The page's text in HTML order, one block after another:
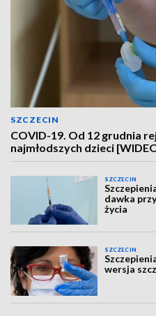
SZCZECIN
COVID-19. Od 12 grudnia
najmłodszych dzieci
SZCZECIN
dawka
życia
SZCZECIN
wersja